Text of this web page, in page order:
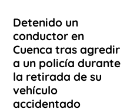
Detenido un
conductor en
Cuenca tras agredir
a un policía durante
la retirada de su
vehículo
accidentado